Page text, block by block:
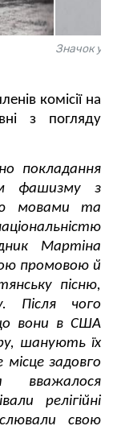
Значок
комісії на
з погляду
покладання
фашизму з
мовами та
Мартіна
промовою й
пісню,
Після чого
вони в США
шанують їх
задовго
вважалося
релігійні
свою